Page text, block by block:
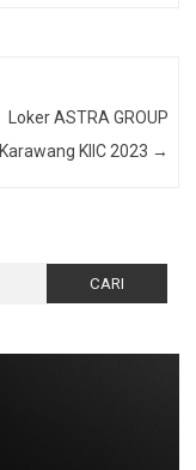
Loker ASTRA GROUP
Karawang KIIC 2023 →